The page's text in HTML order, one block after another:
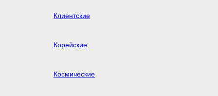
Клиентские
Корейские
Космические